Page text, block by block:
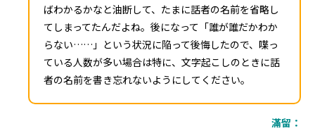
ばわかるかなと油断して、たまに話者の名前を省略し
てしまってたんだよね。後になって「誰が誰だかわか
らない……」という状況に陥って後悔したので、喋っ
ている人数が多い場合は特に、文字起こしのときに話
者の名前を書き忘れないようにしてください。
滿留：